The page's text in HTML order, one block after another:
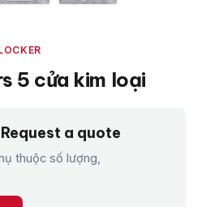
5 cửa kim loại
a quote
thuộc số lượng,